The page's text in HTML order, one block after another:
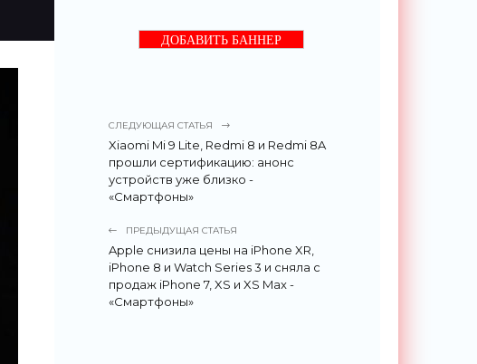
ДОБАВИТЬ БАННЕР
СЛЕДУЮЩАЯ СТАТЬЯ
Xiaomi Mi 9 Lite, Redmi 8 и Redmi 8A
прошли сертификацию: анонс
устройств уже близко -
«Смартфоны»
ПРЕДЫДУЩАЯ СТАТЬЯ
Apple снизила цены на iPhone XR,
iPhone 8 и Watch Series 3 и сняла с
продаж iPhone 7, XS и XS Max -
«Смартфоны»